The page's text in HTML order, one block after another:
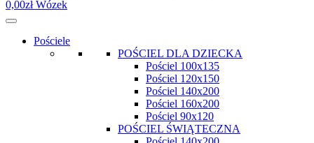
0,00zł Wózek
Pościele
POŚCIEL DLA DZIECKA
Pościel 100x135
Pościel 120x150
Pościel 140x200
Pościel 160x200
Pościel 90x120
POŚCIEL ŚWIĄTECZNA